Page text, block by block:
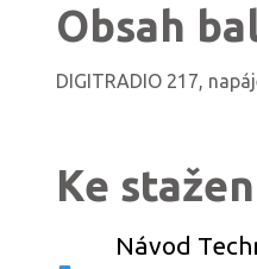
Obsah
DIGITRADIO 217,
Ke
Návod